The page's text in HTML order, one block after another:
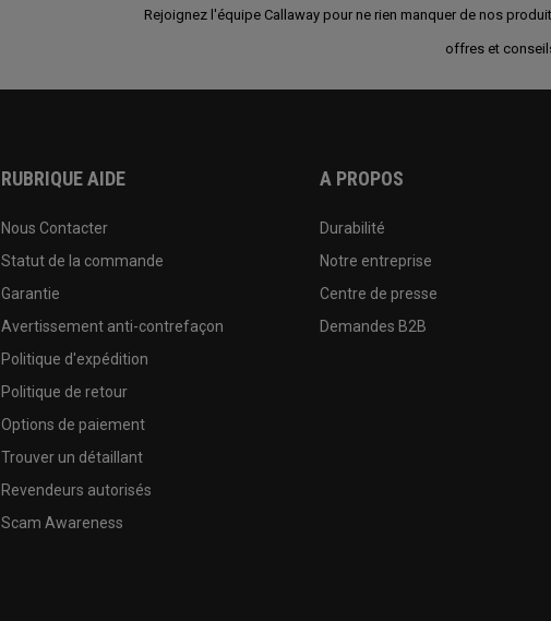
Rejoignez l'équipe Callaway pour ne rien manquer de nos
offres et
RUBRIQUE AIDE
Nous Contacter
Statut de la commande
Garantie
Avertissement anti-contrefaçon
Politique d'expédition
Politique de retour
Options de paiement
Trouver un détaillant
Revendeurs autorisés
Scam Awareness
A PROPOS
Durabilité
Notre entreprise
Centre de presse
Demandes B2B